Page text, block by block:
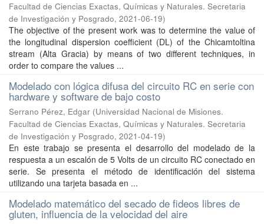
Facultad de Ciencias Exactas, Químicas y Naturales. Secretaria
de Investigación y Posgrado, 2021-06-19)
The objective of the present work was to determine the value of
the longitudinal dispersion coefficient (DL) of the Chicamtoltina
stream (Alta Gracia) by means of two different techniques, in
order to compare the values ...
Modelado con lógica difusa del circuito RC en serie con
hardware y software de bajo costo
Serrano Pérez, Edgar (Universidad Nacional de Misiones.
Facultad de Ciencias Exactas, Químicas y Naturales. Secretaria
de Investigación y Posgrado, 2021-04-19)
En este trabajo se presenta el desarrollo del modelado de la
respuesta a un escalón de 5 Volts de un circuito RC conectado en
serie. Se presenta el método de identificación del sistema
utilizando una tarjeta basada en ...
Modelado matemático del secado de fideos libres de
gluten, influencia de la velocidad del aire